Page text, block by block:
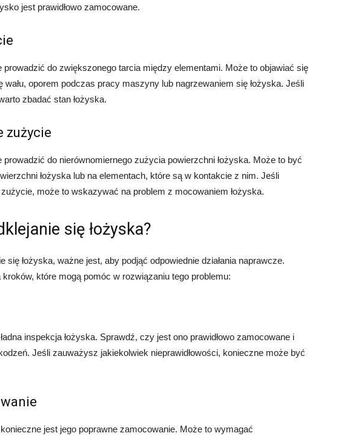
jest prawidłowo zamocowane.
prowadzić do zwiększonego tarcia między elementami. Może to objawiać się
wału, oporem podczas pracy maszyny lub nagrzewaniem się łożyska. Jeśli
zbadać stan łożyska.
zużycie
prowadzić do nierównomiernego zużycia powierzchni łożyska. Może to być
łożyska lub na elementach, które są w kontakcie z nim. Jeśli
może to wskazywać na problem z mocowaniem łożyska.
się łożyska?
się łożyska, ważne jest, aby podjąć odpowiednie działania naprawcze.
które mogą pomóc w rozwiązaniu tego problemu:
inspekcja łożyska. Sprawdź, czy jest ono prawidłowo zamocowane i
Jeśli zauważysz jakiekolwiek nieprawidłowości, konieczne może być
jest jego poprawne zamocowanie. Może to wymagać